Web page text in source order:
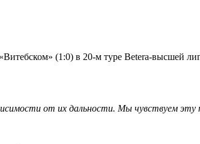
(1:0) в 20-м туре Betera-высшей
от их дальности. Мы чувствуем